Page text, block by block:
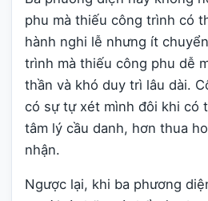
phu mà thiếu công trình có
hành nghi lễ nhưng ít
trình mà thiếu công phu dễ
thần và khó duy trì lâu dài.
có sự tự xét mình đôi khi có
tâm lý cầu danh, hơn thua
nhận.
Ngược lại, khi ba phương